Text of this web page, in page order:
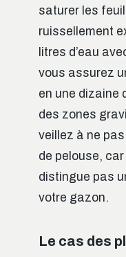
saturer les
ruissellement
litres d’eau
vous assurez
en une dizaine
des zones
veillez à ne
de pelouse,
distingue pas
votre gazon.
Le cas des